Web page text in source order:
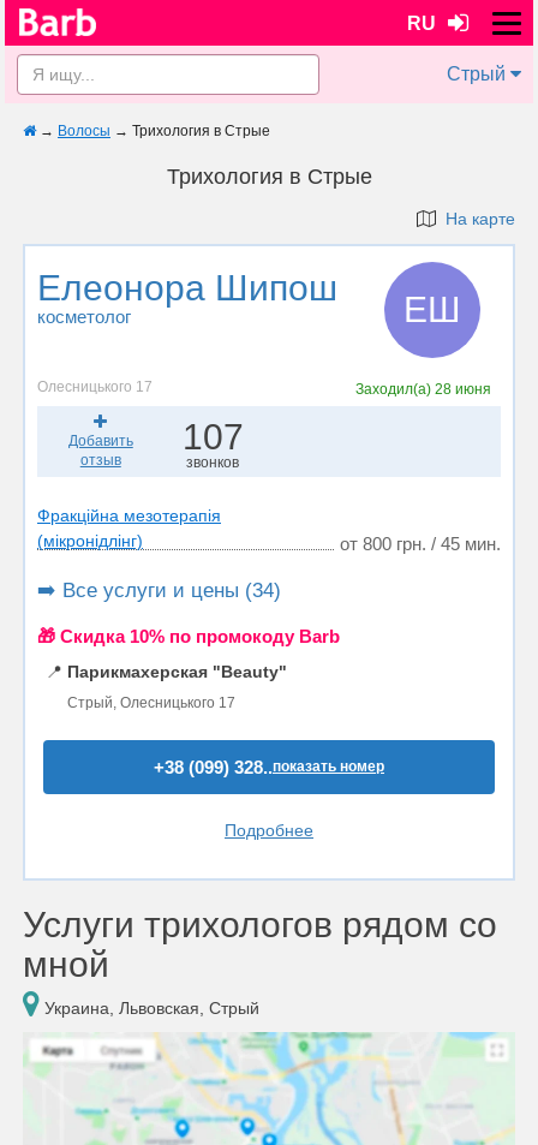
RU
Стрый
→ Волосы → Трихология в Стрые
Трихология в Стрые
На карте
Елеонора Шипош
косметолог ЕШ
Олесницького 17 Заходил(а)28 июня
Добавить
отзыв
107
звонков
Фракційна мезотерапія
(мікронідлінг)
от 800 грн. / 45 мин.
➡️ Все услуги и цены (34)
🎁 Cкидка 10% по промокоду Barb
📍 Парикмахерская "Beauty"
Стрый, Олесницького 17
+38 (099) 328..показать номер
Подробнее
Услуги трихологов рядом со
мной
Украина, Львовская, Стрый